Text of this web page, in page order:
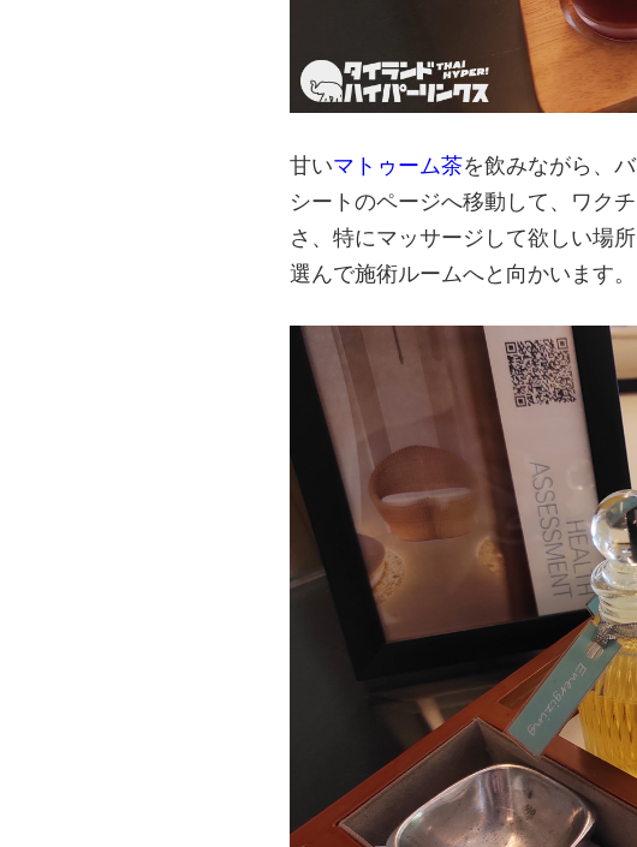
甘いマトゥーム茶を飲みながら、
シートのページへ移動して、ワク
さ、特にマッサージして欲しい場
選んで施術ルームへと向かいます。